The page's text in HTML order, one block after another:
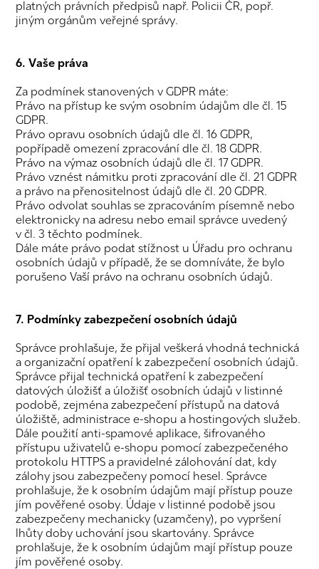
platných právních předpisů např. Policii ČR, popř.
jiným orgánům veřejné správy.
6. Vaše práva
Za podmínek stanovených v GDPR máte:
Právo na přístup ke svým osobním údajům dle čl. 15
GDPR.
Právo opravu osobních údajů dle čl. 16 GDPR,
popřípadě omezení zpracování dle čl. 18 GDPR.
Právo na výmaz osobních údajů dle čl. 17 GDPR.
Právo vznést námitku proti zpracování dle čl. 21 GDPR
a právo na přenositelnost údajů dle čl. 20 GDPR.
Právo odvolat souhlas se zpracováním písemně nebo
elektronicky na adresu nebo email správce uvedený
v čl. 3 těchto podmínek.
Dále máte právo podat stížnost u Úřadu pro ochranu
osobních údajů v případě, že se domníváte, že bylo
porušeno Vaší právo na ochranu osobních údajů.
7. Podmínky zabezpečení osobních údajů
Správce prohlašuje, že přijal veškerá vhodná technická
a organizační opatření k zabezpečení osobních údajů.
Správce přijal technická opatření k zabezpečení
datových úložišť a úložišť osobních údajů v listinné
podobě, zejména zabezpečení přístupů na datová
úložiště, administrace e-shopu a hostingových služeb.
Dále použití anti-spamové aplikace, šifrovaného
přístupu uživatelů e-shopu pomocí zabezpečeného
protokolu HTTPS a pravidelné zálohování dat, kdy
zálohy jsou zabezpečeny pomocí hesel. Správce
prohlašuje, že k osobním údajům mají přístup pouze
jím pověřené osoby. Údaje v listinné podobě jsou
zabezpečeny mechanicky (uzamčeny), po vypršení
lhůty doby uchování jsou skartovány. Správce
prohlašuje, že k osobním údajům mají přístup pouze
jím pověřené osoby.